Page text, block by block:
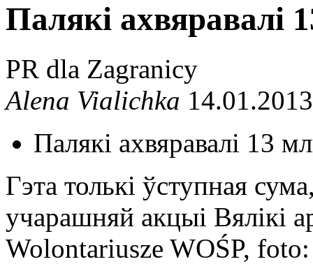
Палякі ахвяравалі
PR dla Zagranicy
Alena Vialichka
Палякі ахвяравалі 13
Гэта толькі ўступная
учарашняй акцыі Вялікі
Wolontariusze WOŚP,